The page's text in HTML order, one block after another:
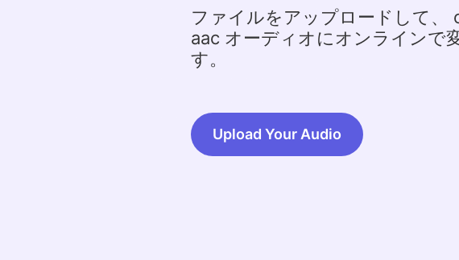
ファイルをアップロードして、
aac オーディオにオンラインで
す。
Upload Your Audio